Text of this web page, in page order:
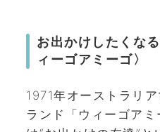
お出かけしたくな
ィーゴアミーゴ〉
1971年オーストラリ
ランド「ウィーゴア